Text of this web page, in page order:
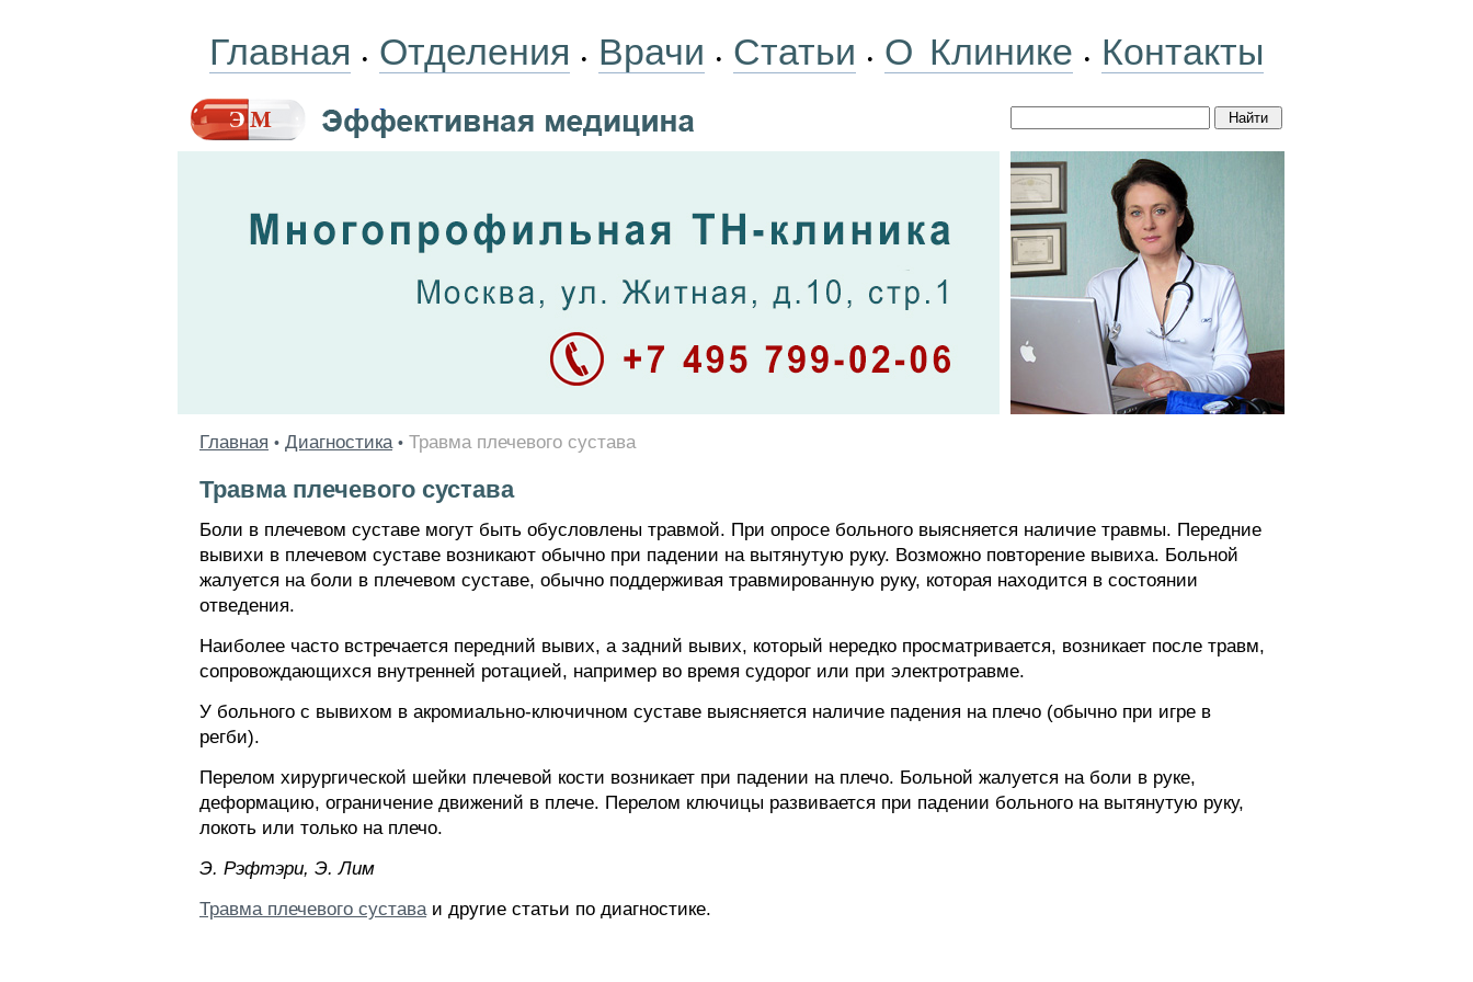
Главная • Отделения • Врачи • Статьи • О Клинике • Контакты
Главная • Диагностика • Травма плечевого сустава
Травма плечевого сустава
Боли в плечевом суставе могут быть обусловлены травмой. При опросе больного выясняется наличие травмы. Передние
вывихи в плечевом суставе возникают обычно при падении на вытянутую руку. Возможно повторение вывиха. Больной
жалуется на боли в плечевом суставе, обычно поддерживая травмированную руку, которая находится в состоянии
отведения.
Наиболее часто встречается передний вывих, а задний вывих, который нередко просматривается, возникает после травм,
сопровождающихся внутренней ротацией, например во время судорог или при электротравме.
У больного с вывихом в акромиально-ключичном суставе выясняется наличие падения на плечо (обычно при игре в
регби).
Перелом хирургической шейки плечевой кости возникает при падении на плечо. Больной жалуется на боли в руке,
деформацию, ограничение движений в плече. Перелом ключицы развивается при падении больного на вытянутую руку,
локоть или только на плечо.
Э. Pэфтэpи, Э. Лим
Травма плечевого суставаи другие статьи по диагностике.